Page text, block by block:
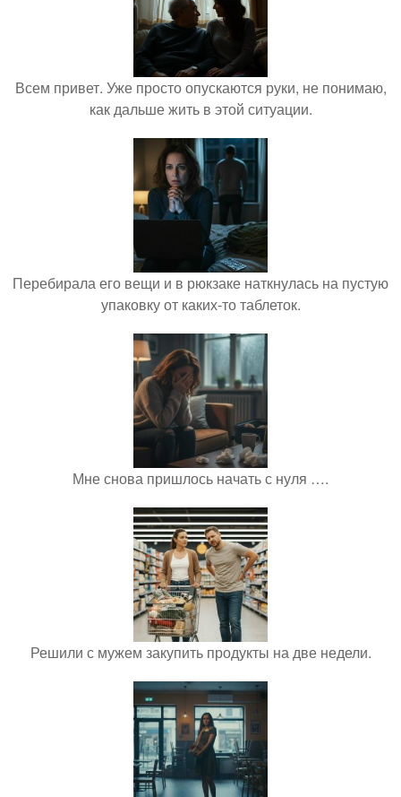
Всем привет. Уже просто опускаются руки, не понимаю,
как дальше жить в этой ситуации.
Перебирала его вещи и в рюкзаке наткнулась на пустую
упаковку от каких-то таблеток.
Мне снова пришлось начать с нуля ….
Решили с мужем закупить продукты на две недели.